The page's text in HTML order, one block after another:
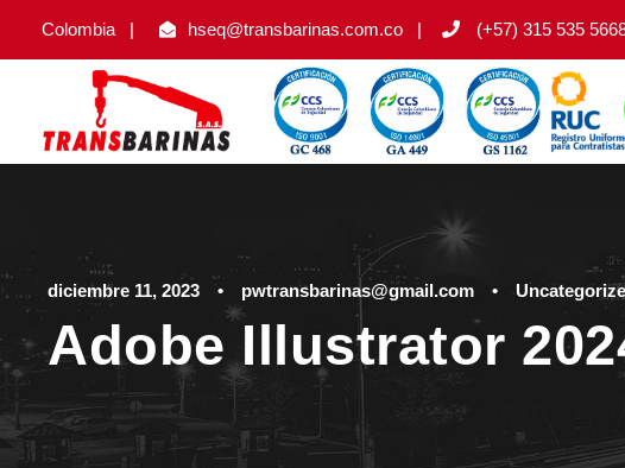
Colombia | hseq@transbarinas.com.co | (+57) 315 535
diciembre 11, 2023 • pwtransbarinas@gmail.com •
Adobe Illustrator